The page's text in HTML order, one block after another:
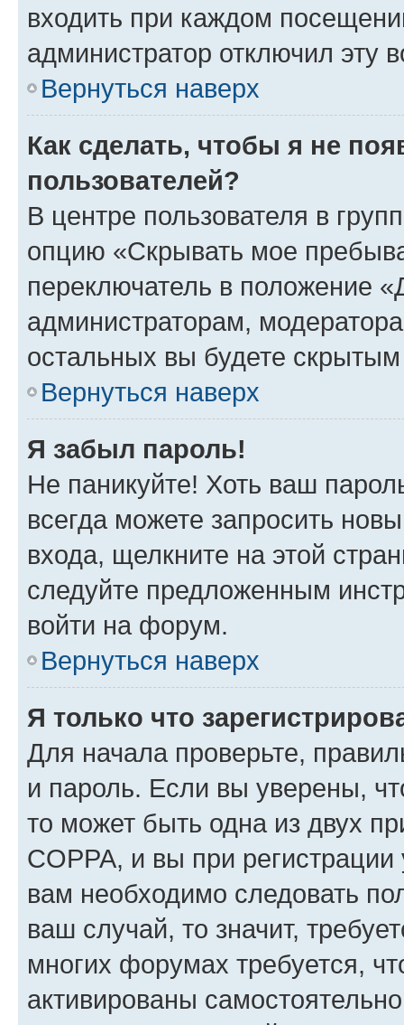
входить при каждом
администратор отключил эту
Вернуться наверх
Как сделать, чтобы я не
пользователей?
В центре пользователя в
опцию «Скрывать мое
переключатель в положение
администраторам,
остальных вы будете
Вернуться наверх
Я забыл пароль!
Не паникуйте! Хоть ваш
всегда можете запросить
входа, щелкните на этой
следуйте предложенным
войти на форум.
Вернуться наверх
Я только что
Для начала проверьте,
и пароль. Если вы уверены,
то может быть одна из двух
COPPA, и вы при
вам необходимо следовать
ваш случай, то значит,
многих форумах требуется,
активированы